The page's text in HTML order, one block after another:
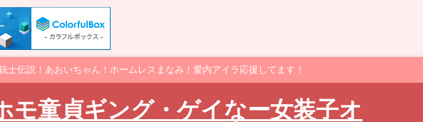
伝説！あおいちゃん！ホームレスまなみ！愛内アイラ応援してます！
モ童貞ギング・ゲイなー女装子オ